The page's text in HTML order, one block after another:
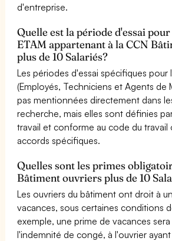
d'entreprise.
Quelle est la période d'essai
ETAM appartenant à la CCN
plus de 10 Salariés?
Les périodes d'essai spécifiques pour
(Employés, Techniciens et Agents de
pas mentionnées directement dans
recherche, mais elles sont définies
travail et conforme au code du travail
accords spécifiques.
Quelles sont les primes
Bâtiment ouvriers plus de 10
Les ouvriers du bâtiment ont droit à
vacances, sous certaines conditions
exemple, une prime de vacances
l'indemnité de congé, à l'ouvrier